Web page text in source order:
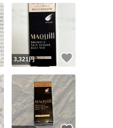
このユーザーは高頻度で24時間以内に
このユーザーは設定した発送日数内に
いいね！
3,321円